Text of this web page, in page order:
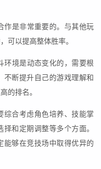
作是非常重要的。与其他玩
可以提高整体胜率。
环境是动态变化的，需要根
断提升自己的游戏理解和
的排名。
综合考虑角色培养、技能掌
和定期调整等多个方面。
能够在竞技场中取得优异的